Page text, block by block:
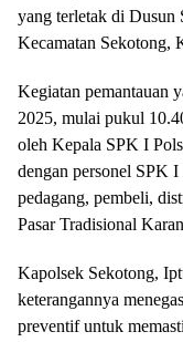
yang terletak di Dusun
Kecamatan Sekotong,
Kegiatan pemantauan
2025, mulai pukul
oleh Kepala SPK I
dengan personel SPK
pedagang, pembeli,
Pasar Tradisional
Kapolsek Sekotong,
keterangannya
preventif untuk